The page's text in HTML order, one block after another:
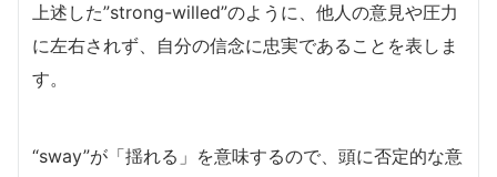
上述した”strong-willed”のように、他人の意見や圧力
に左右されず、自分の信念に忠実であることを表しま
す。
“sway”が「揺れる」を意味するので、頭に否定的な意